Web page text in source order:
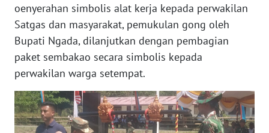
oenyerahan simbolis alat kerja kepada perwakilan
Satgas dan masyarakat, pemukulan gong oleh
Bupati Ngada, dilanjutkan dengan pembagian
paket sembakao secara simbolis kepada
perwakilan warga setempat.
WN
BANTEN
WN
NTT
WN
KEPRI